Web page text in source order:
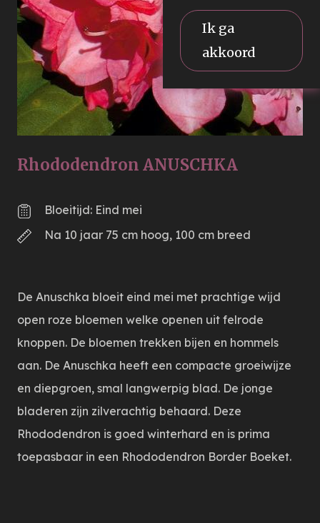
Rhododendron ANUSCHKA
Bloeitijd: Eind mei
Na 10 jaar 75 cm hoog, 100 cm breed
De Anuschka bloeit eind mei met prachtige wijd
open roze bloemen welke openen uit felrode
knoppen. De bloemen trekken bijen en hommels
aan. De Anuschka heeft een compacte groeiwijze
en diepgroen, smal langwerpig blad. De jonge
bladeren zijn zilverachtig behaard. Deze
Rhododendron is goed winterhard en is prima
toepasbaar in een Rhododendron Border Boeket.
Ik ga
akkoord